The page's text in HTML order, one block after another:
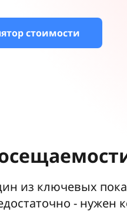
стоимости
из ключевых
-